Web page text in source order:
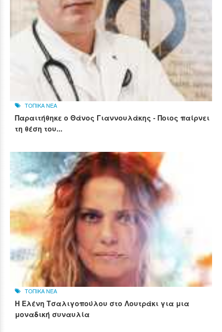
ΤΟΠΙΚΑ ΝΕΑ
Παραιτήθηκε ο Θάνος Γιαννουλάκης - Ποιος παίρνει
τη θέση του...
ΤΟΠΙΚΑ ΝΕΑ
Η Ελένη Τσαλιγοπούλου στο Λουτράκι για μια
μοναδική συναυλία